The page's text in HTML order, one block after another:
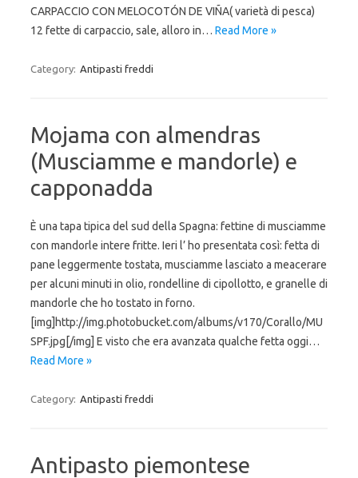
CARPACCIO CON MELOCOTÓN DE VIÑA( varietà di pesca)
12 fette di carpaccio, sale, alloro in… Read More »
Category: Antipasti freddi
Mojama con almendras
(Musciamme e mandorle) e
capponadda
È una tapa tipica del sud della Spagna: fettine di musciamme
con mandorle intere fritte. Ieri l’ ho presentata così: fetta di
pane leggermente tostata, musciamme lasciato a meacerare
per alcuni minuti in olio, rondelline di cipollotto, e granelle di
mandorle che ho tostato in forno.
[img]http://img.photobucket.com/albums/v170/Corallo/MU
SPF.jpg[/img] E visto che era avanzata qualche fetta oggi…
Read More »
Category: Antipasti freddi
Antipasto piemontese